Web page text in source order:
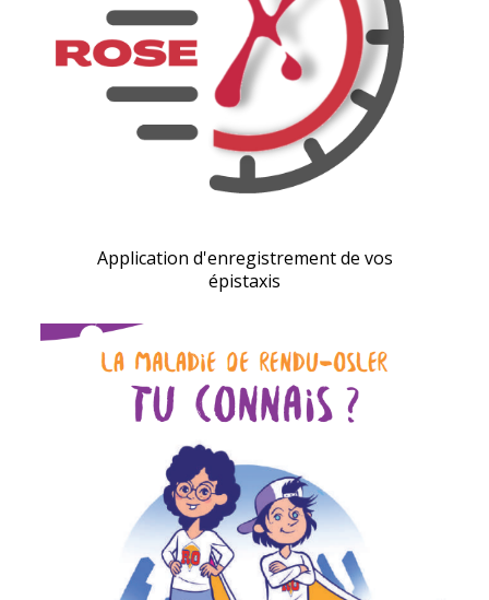
Application d'enregistrement de vos
épistaxis